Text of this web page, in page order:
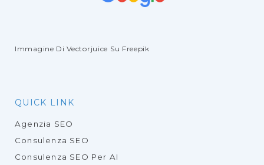
Immagine Di Vectorjuice Su Freepik
QUICK LINK
Agenzia SEO
Consulenza SEO
Consulenza SEO Per AI